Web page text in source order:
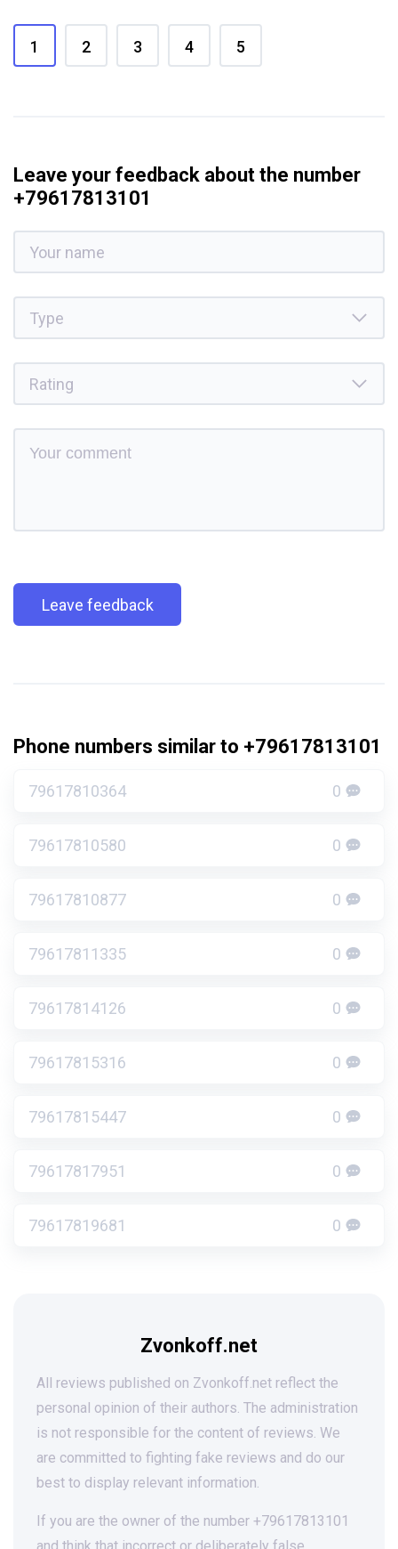
1 2 3 4 5
Leave your feedback about the number
+79617813101
Leave feedback
Phone numbers similar to +79617813101
79617810364 0
79617810580 0
79617810877 0
79617811335 0
79617814126 0
79617815316 0
79617815447 0
79617817951 0
79617819681 0
Zvonkoff.net
All reviews published on Zvonkoff.net reflect the
personal opinion of their authors. The administration
is not responsible for the content of reviews. We
are committed to fighting fake reviews and do our
best to display relevant information.
If you are the owner of the number +79617813101